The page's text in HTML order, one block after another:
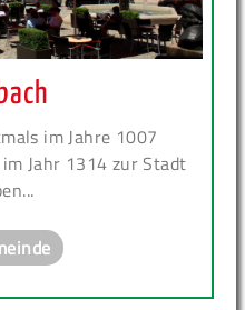
im Jahre 1007
Jahr 1314 zur Stadt